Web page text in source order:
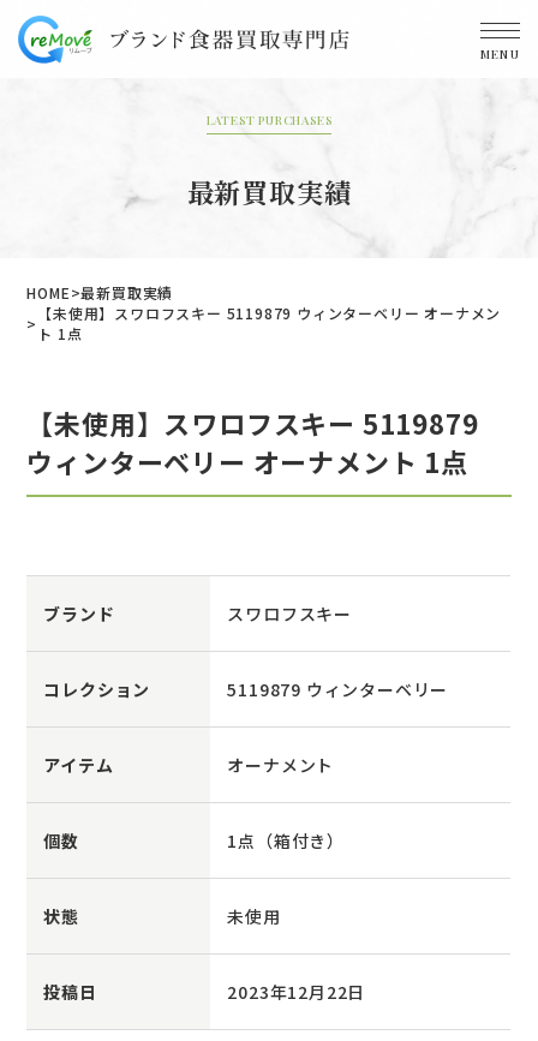
MENU
LATEST PURCHASES
最新買取実績
HOME
最新買取実績
【未使用】スワロフスキー 5119879 ウィンターベリー オーナメン
ト 1点
【未使用】スワロフスキー 5119879
ウィンターベリー オーナメント 1点
ブランド スワロフスキー
コレクション 5119879 ウィンターベリー
アイテム オーナメント
個数 1点（箱付き）
状態 未使用
投稿日 2023年12月22日